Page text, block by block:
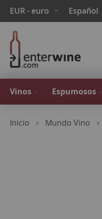
Ir
al
contenido
Moneda
EUR - euro Lenguaje
Español
Vinos Espumosos
Inicio Mundo Vino